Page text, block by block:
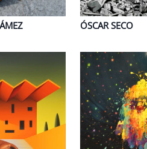
ÓSCAR SECO